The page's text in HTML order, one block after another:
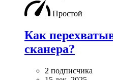
Простой
Как
сканера?
2 подписчика